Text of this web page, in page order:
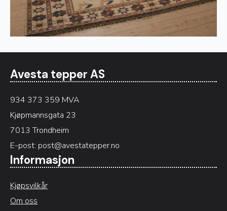
Avesta tepper AS
934 373 359 MVA
Kjøpmannsgata 23
7013 Trondheim
E-post: post@avestatepper.no
Informasjon
Kjøpsvilkår
Om oss